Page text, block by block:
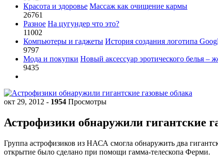
Красота и здоровье Массаж как очищение кармы
26761
Разное На цугундер что это?
11002
Компьютеры и гаджеты История создания логотипа
9797
Мода и покупки Новый аксессуар эротического белья –
9435
окт 29, 2012 - 1954 Просмотры
Астрофизики обнаружили гигантские
Группа астрофизиков из НАСА смогла обнаружить два
открытие было сделано при помощи гамма-телескопа Ферми.